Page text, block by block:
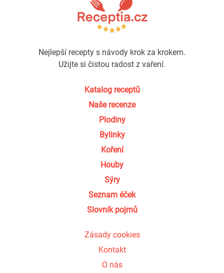
Nejlepší recepty s návody krok za krokem.
Užijte si čistou radost z vaření.
Katalog receptů
Naše recenze
Plodiny
Bylinky
Koření
Houby
Sýry
Seznam éček
Slovník pojmů
Zásady cookies
Kontakt
O nás